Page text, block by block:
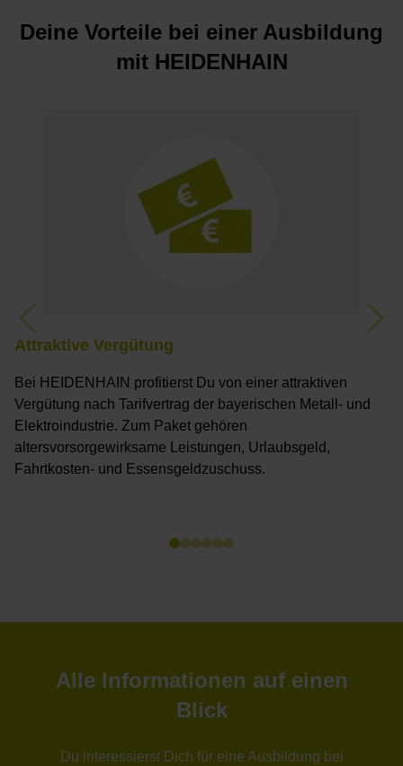
Deine Vorteile bei einer Ausbildung
mit HEIDENHAIN
Attraktive Vergütung
Bei HEIDENHAIN profitierst Du von einer attraktiven
Vergütung nach Tarifvertrag der bayerischen Metall- und
Elektroindustrie. Zum Paket gehören
altersvorsorgewirksame Leistungen, Urlaubsgeld,
Fahrtkosten- und Essensgeldzuschuss.
Previous Next
Alle Informationen auf einen
Blick
Du interessierst Dich für eine Ausbildung bei